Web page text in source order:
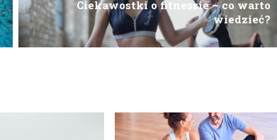
Ciekawostki o fitnessie – co warto
wiedzieć?